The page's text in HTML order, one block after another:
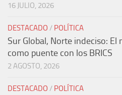
16 JULIO, 2026
DESTACADO / POLÍTICA
Sur Global, Norte indeciso: El
como puente con los BRICS
2 AGOSTO, 2026
DESTACADO / POLÍTICA